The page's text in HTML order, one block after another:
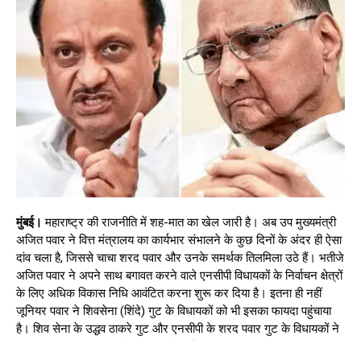
मुंबई। महाराष्ट्र की राजनीति में शह-मात का खेल जारी है। अब उप मुख्यमंत्री
अजित पवार ने वित्त मंत्रालय का कार्यभार संभालने के कुछ दिनों के अंदर ही ऐसा
दांव चला है, जिससे चाचा शरद पवार और उनके समर्थक तिलमिला उठे हैं। भतीजे
अजित पवार ने अपने साथ बगावत करने वाले एनसीपी विधायकों के निर्वाचन क्षेत्रों
के लिए अधिक विकास निधि आवंटित करना शुरू कर दिया है। इतना ही नहीं
जूनियर पवार ने शिवसेना (शिंदे) गुट के विधायकों को भी इसका फायदा पहुंचाया
है। शिव सेना के उद्धव ठाकरे गुट और एनसीपी के शरद पवार गुट के विधायकों ने